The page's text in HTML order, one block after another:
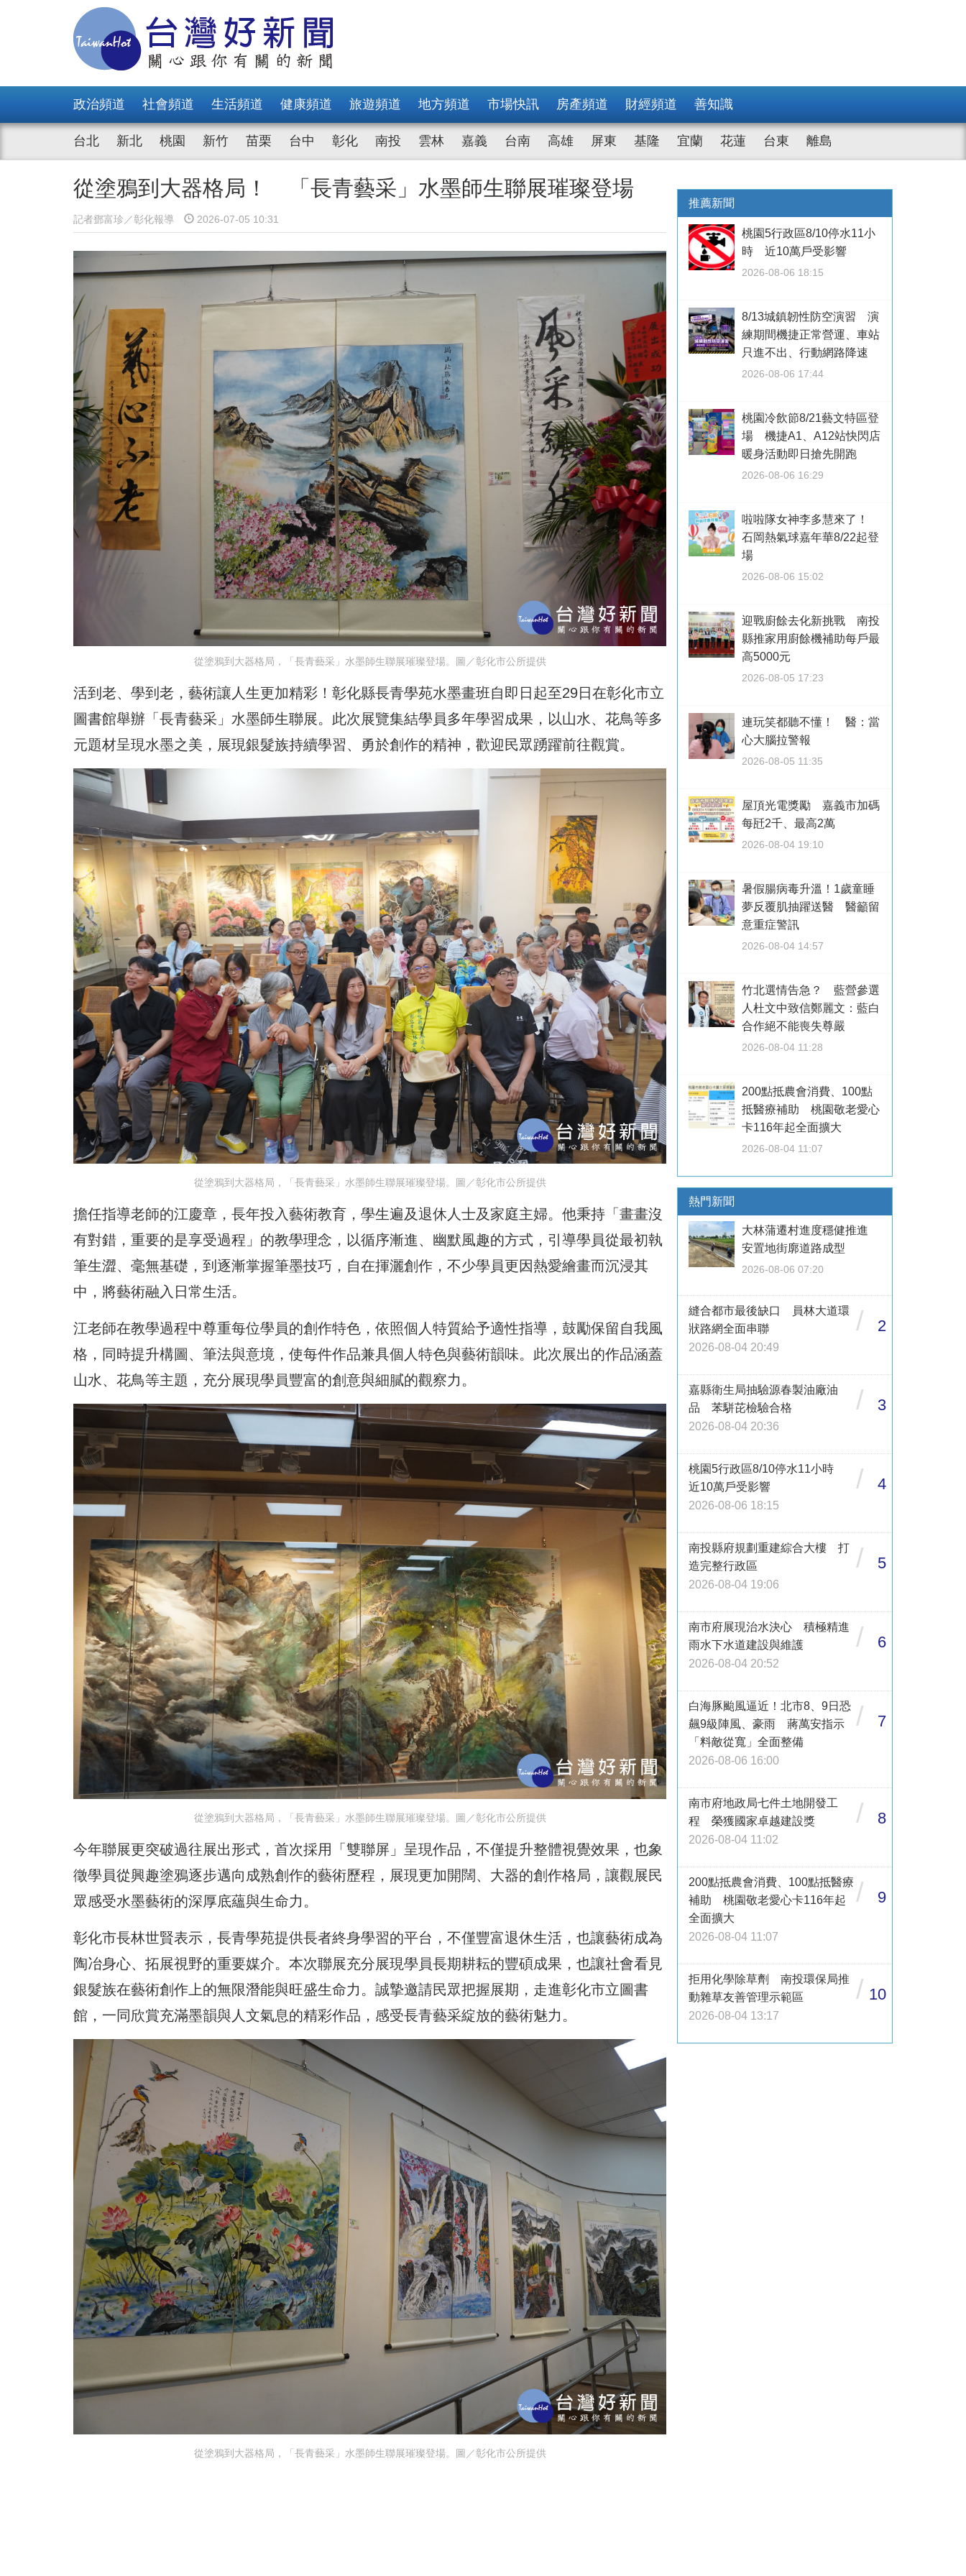
政治頻道 社會頻道 生活頻道 健康頻道 旅遊頻道 地方頻道 市場快訊 房產頻道 財經頻道 善知識
台北 新北 桃園 新竹 苗栗 台中 彰化 南投 雲林 嘉義 台南 高雄 屏東 基隆 宜蘭 花蓮 台東 離島
從塗鴉到大器格局！ 「長青藝采」水墨師生聯展璀璨登場
記者鄧富珍／彰化報導 2026-07-05 10:31
從塗鴉到大器格局，「長青藝采」水墨師生聯展璀璨登場。圖／彰化市公所提供
活到老、學到老，藝術讓人生更加精彩！彰化縣長青學苑水墨畫班自即日起至29日在彰化市立
圖書館舉辦「長青藝采」水墨師生聯展。此次展覽集結學員多年學習成果，以山水、花鳥等多
元題材呈現水墨之美，展現銀髮族持續學習、勇於創作的精神，歡迎民眾踴躍前往觀賞。
從塗鴉到大器格局，「長青藝采」水墨師生聯展璀璨登場。圖／彰化市公所提供
擔任指導老師的江慶章，長年投入藝術教育，學生遍及退休人士及家庭主婦。他秉持「畫畫沒
有對錯，重要的是享受過程」的教學理念，以循序漸進、幽默風趣的方式，引導學員從最初執
筆生澀、毫無基礎，到逐漸掌握筆墨技巧，自在揮灑創作，不少學員更因熱愛繪畫而沉浸其
中，將藝術融入日常生活。
江老師在教學過程中尊重每位學員的創作特色，依照個人特質給予適性指導，鼓勵保留自我風
格，同時提升構圖、筆法與意境，使每件作品兼具個人特色與藝術韻味。此次展出的作品涵蓋
山水、花鳥等主題，充分展現學員豐富的創意與細膩的觀察力。
從塗鴉到大器格局，「長青藝采」水墨師生聯展璀璨登場。圖／彰化市公所提供
今年聯展更突破過往展出形式，首次採用「雙聯屏」呈現作品，不僅提升整體視覺效果，也象
徵學員從興趣塗鴉逐步邁向成熟創作的藝術歷程，展現更加開闊、大器的創作格局，讓觀展民
眾感受水墨藝術的深厚底蘊與生命力。
彰化市長林世賢表示，長青學苑提供長者終身學習的平台，不僅豐富退休生活，也讓藝術成為
陶冶身心、拓展視野的重要媒介。本次聯展充分展現學員長期耕耘的豐碩成果，也讓社會看見
銀髮族在藝術創作上的無限潛能與旺盛生命力。誠摯邀請民眾把握展期，走進彰化市立圖書
館，一同欣賞充滿墨韻與人文氣息的精彩作品，感受長青藝采綻放的藝術魅力。
從塗鴉到大器格局，「長青藝采」水墨師生聯展璀璨登場。圖／彰化市公所提供
推薦新聞
桃園5行政區8/10停水11小
時 近10萬戶受影響
2026-08-06 18:15
8/13城鎮韌性防空演習 演
練期間機捷正常營運、車站
只進不出、行動網路降速
2026-08-06 17:44
桃園冷飲節8/21藝文特區登
場 機捷A1、A12站快閃店
暖身活動即日搶先開跑
2026-08-06 16:29
啦啦隊女神李多慧來了！
石岡熱氣球嘉年華8/22起登
場
2026-08-06 15:02
迎戰廚餘去化新挑戰 南投
縣推家用廚餘機補助每戶最
高5000元
2026-08-05 17:23
連玩笑都聽不懂！ 醫：當
心大腦拉警報
2026-08-05 11:35
屋頂光電獎勵 嘉義市加碼
每瓩2千、最高2萬
2026-08-04 19:10
暑假腸病毒升溫！1歲童睡
夢反覆肌抽躍送醫 醫籲留
意重症警訊
2026-08-04 14:57
竹北選情告急？ 藍營參選
人杜文中致信鄭麗文：藍白
合作絕不能喪失尊嚴
2026-08-04 11:28
200點抵農會消費、100點
抵醫療補助 桃園敬老愛心
卡116年起全面擴大
2026-08-04 11:07
熱門新聞
大林蒲遷村進度穩健推進
安置地街廓道路成型
2026-08-06 07:20
縫合都市最後缺口 員林大道環
狀路網全面串聯
2026-08-04 20:49
/ 2
嘉縣衛生局抽驗源春製油廠油
品 苯駢芘檢驗合格
2026-08-04 20:36
/ 3
桃園5行政區8/10停水11小時
近10萬戶受影響
2026-08-06 18:15
/ 4
南投縣府規劃重建綜合大樓 打
造完整行政區
2026-08-04 19:06
/ 5
南市府展現治水決心 積極精進
雨水下水道建設與維護
2026-08-04 20:52
/ 6
白海豚颱風逼近！北市8、9日恐
飆9級陣風、豪雨 蔣萬安指示
「料敵從寬」全面整備
2026-08-06 16:00
/ 7
南市府地政局七件土地開發工
程 榮獲國家卓越建設獎
2026-08-04 11:02
/ 8
200點抵農會消費、100點抵醫療
補助 桃園敬老愛心卡116年起
全面擴大
2026-08-04 11:07
/ 9
拒用化學除草劑 南投環保局推
動雜草友善管理示範區
2026-08-04 13:17
/ 10